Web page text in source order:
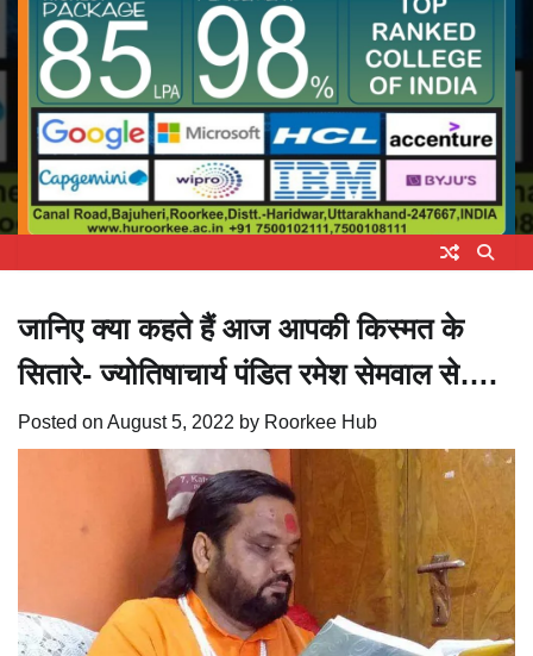
जानिए क्या कहते हैं आज आपकी किस्मत के
सितारे- ज्योतिषाचार्य पंडित रमेश सेमवाल से….
Posted on August 5, 2022 by Roorkee Hub